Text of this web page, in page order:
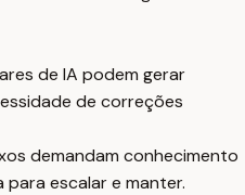
de IA podem gerar
de correções
demandam conhecimento
escalar e manter.